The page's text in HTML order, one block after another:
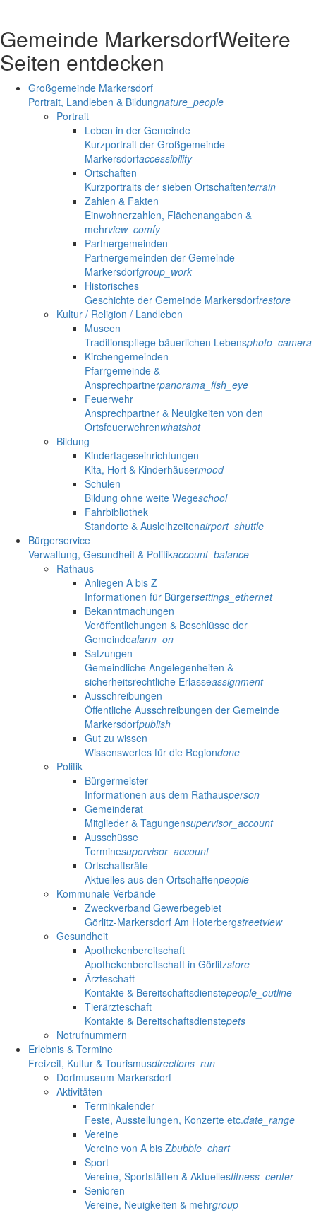
Gemeinde MarkersdorfWeitere
Seiten entdecken
Großgemeinde Markersdorf
Portrait, Landleben & Bildungnature_people
Portrait
Leben in der Gemeinde
Kurzportrait der Großgemeinde
Markersdorfaccessibility
Ortschaften
Kurzportraits der sieben Ortschaftenterrain
Zahlen & Fakten
Einwohnerzahlen, Flächenangaben &
mehrview_comfy
Partnergemeinden
Partnergemeinden der Gemeinde
Markersdorfgroup_work
Historisches
Geschichte der Gemeinde Markersdorfrestore
Kultur / Religion / Landleben
Museen
Traditionspflege bäuerlichen Lebensphoto_camera
Kirchengemeinden
Pfarrgemeinde &
Ansprechpartnerpanorama_fish_eye
Feuerwehr
Ansprechpartner & Neuigkeiten von den
Ortsfeuerwehrenwhatshot
Bildung
Kindertageseinrichtungen
Kita, Hort & Kinderhäusermood
Schulen
Bildung ohne weite Wegeschool
Fahrbibliothek
Standorte & Ausleihzeitenairport_shuttle
Bürgerservice
Verwaltung, Gesundheit & Politikaccount_balance
Rathaus
Anliegen A bis Z
Informationen für Bürgersettings_ethernet
Bekanntmachungen
Veröffentlichungen & Beschlüsse der
Gemeindealarm_on
Satzungen
Gemeindliche Angelegenheiten &
sicherheitsrechtliche Erlasseassignment
Ausschreibungen
Öffentliche Ausschreibungen der Gemeinde
Markersdorfpublish
Gut zu wissen
Wissenswertes für die Regiondone
Politik
Bürgermeister
Informationen aus dem Rathausperson
Gemeinderat
Mitglieder & Tagungensupervisor_account
Ausschüsse
Terminesupervisor_account
Ortschaftsräte
Aktuelles aus den Ortschaftenpeople
Kommunale Verbände
Zweckverband Gewerbegebiet
Görlitz-Markersdorf Am Hoterbergstreetview
Gesundheit
Apothekenbereitschaft
Apothekenbereitschaft in Görlitzstore
Ärzteschaft
Kontakte & Bereitschaftsdienstepeople_outline
Tierärzteschaft
Kontakte & Bereitschaftsdienstepets
Notrufnummern
Erlebnis & Termine
Freizeit, Kultur & Tourismusdirections_run
Dorfmuseum Markersdorf
Aktivitäten
Terminkalender
Feste, Ausstellungen, Konzerte etc.date_range
Vereine
Vereine von A bis Zbubble_chart
Sport
Vereine, Sportstätten & Aktuellesfitness_center
Senioren
Vereine, Neuigkeiten & mehrgroup